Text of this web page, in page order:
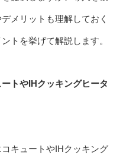
メリットも理解しておく
トを挙げて解説します。
トやIHクッキングヒータ
キュートやIHクッキング